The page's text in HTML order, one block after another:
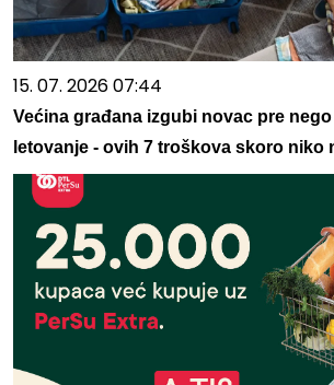
15. 07. 2026 07:44
Većina građana izgubi novac pre
letovanje - ovih 7 troškova skoro niko